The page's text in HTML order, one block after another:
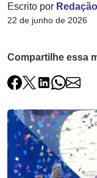
Escrito por Redação
22 de junho de 2026
Compartilhe essa